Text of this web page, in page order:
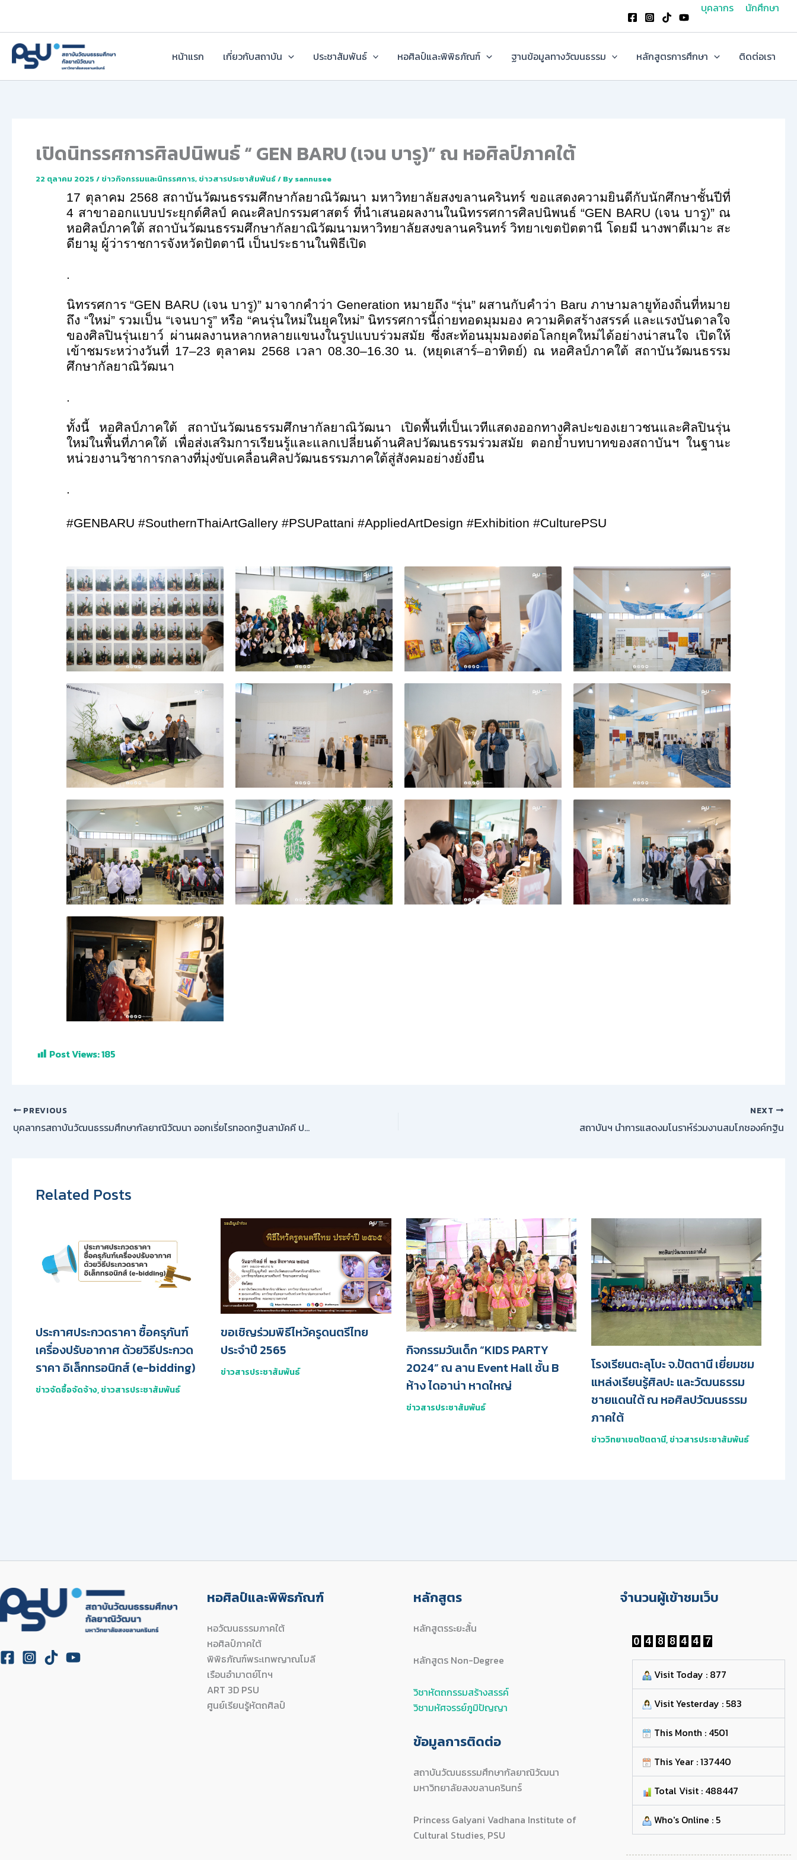
บุคลากร นักศึกษา
หน้าแรก เกี่ยวกับสถาบัน ประชาสัมพันธ์ หอศิลป์และพิพิธภัณฑ์ ฐานข้อมูลทางวัฒนธรรม หลักสูตรการศึกษา ติดต่อเรา
เปิดนิทรรศการศิลปนิพนธ์ “ GEN BARU (เจน บารู)” ณ หอศิลป์ภาคใต้
22 ตุลาคม 2025 / ข่าวกิจกรรมและนิทรรศการ, ข่าวสารประชาสัมพันธ์/ By sannusee
17 ตุลาคม 2568 สถาบันวัฒนธรรมศึกษากัลยาณิวัฒนา มหาวิทยาลัยสงขลานครินทร์ ขอแสดงความยินดีกับนักศึกษาชั้นปีที่
4 สาขาออกแบบประยุกต์ศิลป์ คณะศิลปกรรมศาสตร์ ที่นำเสนอผลงานในนิทรรศการศิลปนิพนธ์ “GEN BARU (เจน บารู)” ณ
หอศิลป์ภาคใต้ สถาบันวัฒนธรรมศึกษากัลยาณิวัฒนามหาวิทยาลัยสงขลานครินทร์ วิทยาเขตปัตตานี โดยมี นางพาตีเมาะ สะ
ดียามู ผู้ว่าราชการจังหวัดปัตตานี เป็นประธานในพิธีเปิด
.
นิทรรศการ “GEN BARU (เจน บารู)” มาจากคำว่า Generation หมายถึง “รุ่น” ผสานกับคำว่า Baruภาษามลายูท้องถิ่นที่หมาย
ถึง “ใหม่” รวมเป็น “เจนบารู” หรือ “คนรุ่นใหม่ในยุคใหม่” นิทรรศการนี้ถ่ายทอดมุมมอง ความคิดสร้างสรรค์ และแรงบันดาลใจ
ของศิลปินรุ่นเยาว์ ผ่านผลงานหลากหลายแขนงในรูปแบบร่วมสมัย ซึ่งสะท้อนมุมมองต่อโลกยุคใหม่ได้อย่างน่าสนใจ เปิดให้
เข้าชมระหว่างวันที่ 17–23 ตุลาคม 2568 เวลา 08.30–16.30 น. (หยุดเสาร์–อาทิตย์) ณ หอศิลป์ภาคใต้ สถาบันวัฒนธรรม
ศึกษากัลยาณิวัฒนา
.
ทั้งนี้ หอศิลป์ภาคใต้ สถาบันวัฒนธรรมศึกษากัลยาณิวัฒนา เปิดพื้นที่เป็นเวทีแสดงออกทางศิลปะของเยาวชนและศิลปินรุ่น
ใหม่ในพื้นที่ภาคใต้ เพื่อส่งเสริมการเรียนรู้และแลกเปลี่ยนด้านศิลปวัฒนธรรมร่วมสมัย ตอกย้ำบทบาทของสถาบันฯ ในฐานะ
หน่วยงานวิชาการกลางที่มุ่งขับเคลื่อนศิลปวัฒนธรรมภาคใต้สู่สังคมอย่างยั่งยืน
.
#GENBARU #SouthernThaiArtGallery #PSUPattani #AppliedArtDesign #Exhibition #CulturePSU
Post Views:185
PREVIOUS
บุคลากรสถาบันวัฒนธรรมศึกษากัลยาณิวัฒนา ออกเรี่ยไรทอดกฐินสามัคคี ประจำปี 2568
NEXT
สถาบันฯ นำการแสดงมโนราห์ร่วมงานสมโภชองค์กฐิน
Related Posts
ประกาศประกวดราคา ซื้อครุภันฑ์
เครื่องปรับอากาศ ด้วยวิธีประกวด
ราคา อิเล็กทรอนิกส์ (e-bidding)
ข่าวจัดซื้อจัดจ้าง,ข่าวสารประชาสัมพันธ์
ขอเชิญร่วมพิธีไหว้ครูดนตรีไทย
ประจำปี 2565
ข่าวสารประชาสัมพันธ์
กิจกรรมวันเด็ก “KIDS PARTY
2024” ณ ลาน Event Hall ชั้น B
ห้าง ไดอาน่า หาดใหญ่
ข่าวสารประชาสัมพันธ์
โรงเรียนตะลุโบะ จ.ปัตตานี เยี่ยมชม
แหล่งเรียนรู้ศิลปะ และวัฒนธรรม
ชายแดนใต้ ณ หอศิลปวัฒนธรรม
ภาคใต้
ข่าววิทยาเขตปัตตานี,ข่าวสารประชาสัมพันธ์
หอศิลป์และพิพิธภัณฑ์
หอวัฒนธรรมภาคใต้
หอศิลป์ภาคใต้
พิพิธภัณฑ์พระเทพญาณโมลี
เรือนอำมาตย์โทฯ
ART 3D PSU
ศูนย์เรียนรู้หัตถศิลป์
หลักสูตร
หลักสูตรระยะสั้น
หลักสูตร Non-Degree
วิชาหัตถกรรมสร้างสรรค์
วิชามหัศจรรย์ภูมิปัญญา
ข้อมูลการติดต่อ
สถาบันวัฒนธรรมศึกษากัลยาณิวัฒนา
มหาวิทยาลัยสงขลานครินทร์
Princess Galyani Vadhana Institute of
Cultural Studies, PSU
จำนวนผู้เข้าชมเว็บ
Visit Today : 877
Visit Yesterday : 583
This Month : 4501
This Year : 137440
Total Visit : 488447
Who's Online : 5